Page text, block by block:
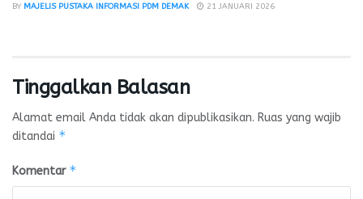
BY MAJELIS PUSTAKA INFORMASI PDM DEMAK 21 JANUARI 2026
Tinggalkan Balasan
Alamat email Anda tidak akan dipublikasikan. Ruas yang wajib
ditandai *
Komentar *